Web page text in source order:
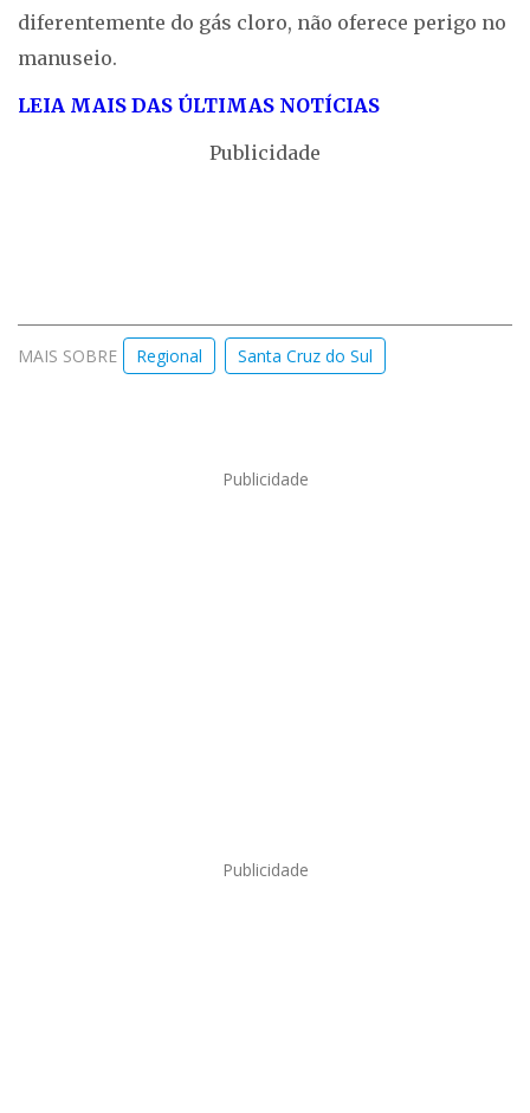
diferentemente do gás cloro, não oferece perigo no
manuseio.
LEIA MAIS DAS ÚLTIMAS NOTÍCIAS
Publicidade
MAIS SOBRE Regional Santa Cruz do Sul
Publicidade
Publicidade